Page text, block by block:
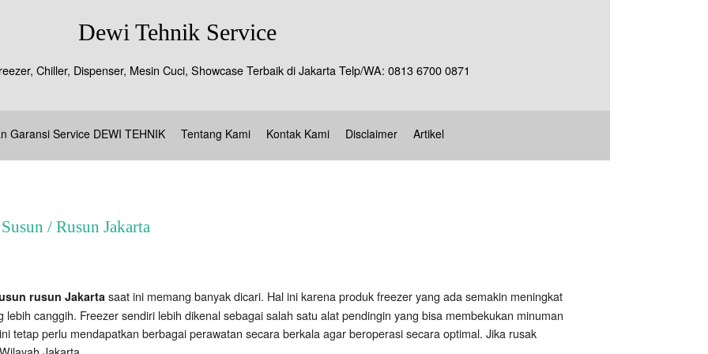
Dewi Tehnik Service
Chiller, Dispenser, Mesin Cuci, Showcase Terbaik di Jakarta Telp/WA: 0813 6700 0871
Garansi Service DEWI TEHNIK Tentang Kami Kontak Kami Disclaimer Artikel
/ Rusun Jakarta
rusun Jakarta saat ini memang banyak dicari. Hal ini karena produk freezer yang ada semakin meningkat
canggih. Freezer sendiri lebih dikenal sebagai salah satu alat pendingin yang bisa membekukan minuman
tetap perlu mendapatkan berbagai perawatan secara berkala agar beroperasi secara optimal. Jika rusak